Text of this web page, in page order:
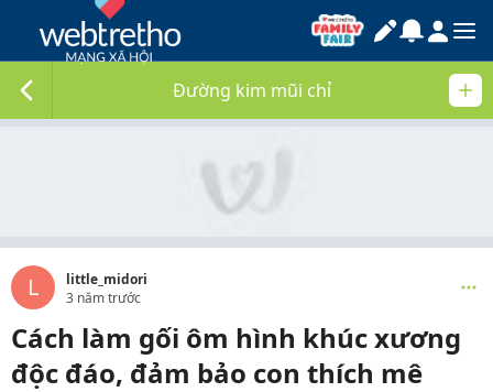
Đường kim mũi chỉ
L
little_midori
3 năm trước
Cách làm gối ôm hình khúc xương
độc đáo, đảm bảo con thích mê